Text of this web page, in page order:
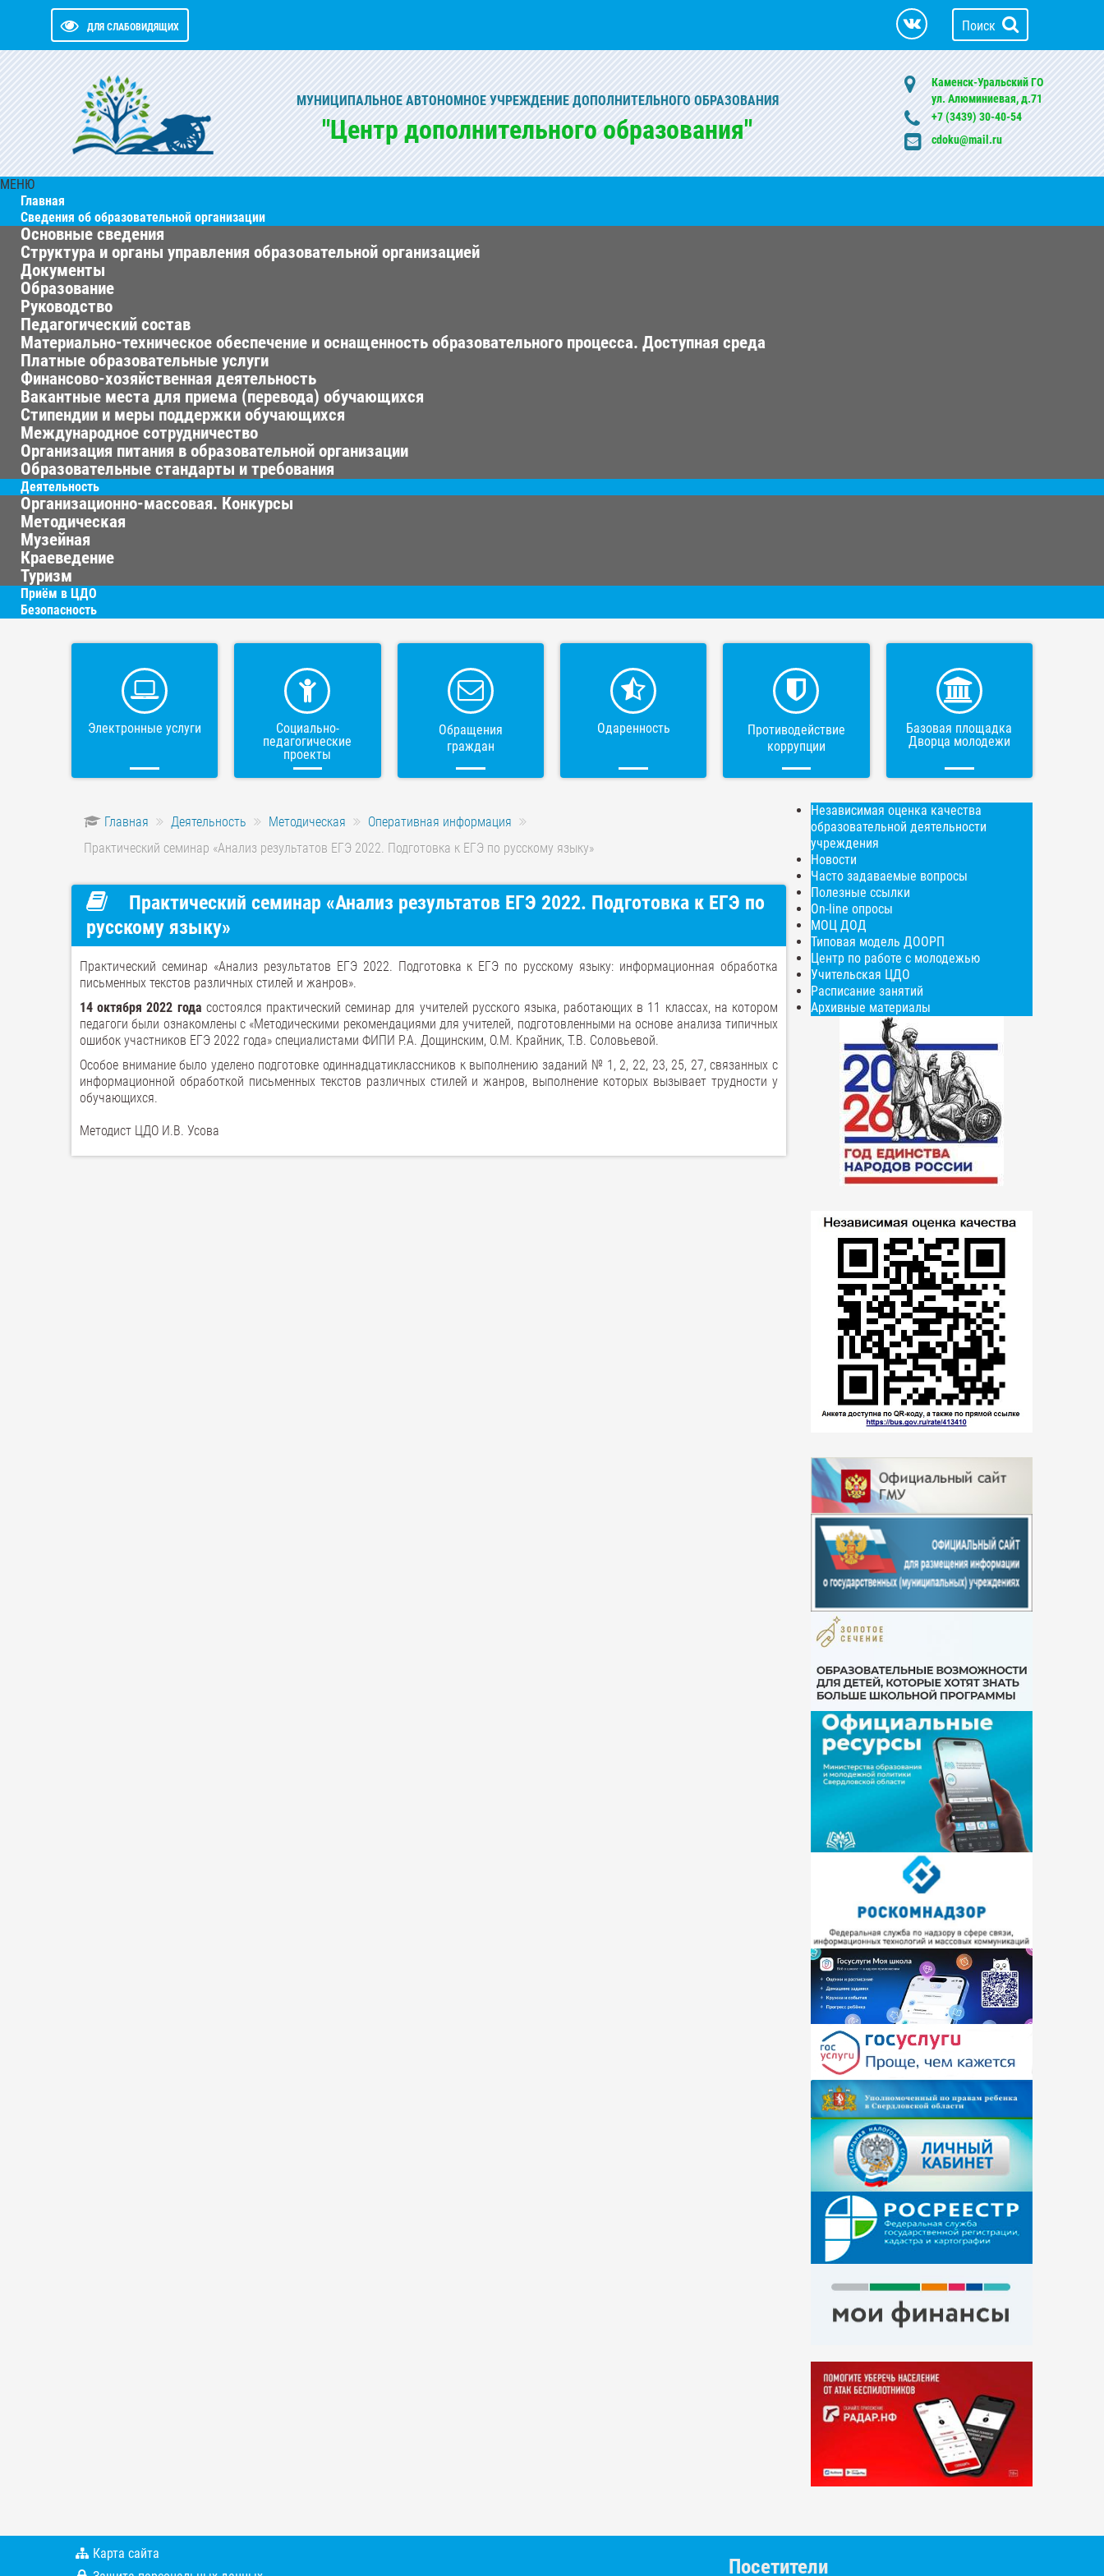
ДЛЯ СЛАБОВИДЯЩИХ Поиск
МУНИЦИПАЛЬНОЕ АВТОНОМНОЕ УЧРЕЖДЕНИЕ ДОПОЛНИТЕЛЬНОГО ОБРАЗОВАНИЯ
"Центр дополнительного образования"
Каменск-Уральский ГО
ул. Алюминиевая, д.71
+7 (3439) 30-40-54
cdoku@mail.ru
МЕНЮ
Главная
Сведения об образовательной организации
Основные сведения
Структура и органы управления образовательной организацией
Документы
Образование
Руководство
Педагогический состав
Материально-техническое обеспечение и оснащенность образовательного процесса. Доступная среда
Платные образовательные услуги
Финансово-хозяйственная деятельность
Вакантные места для приема (перевода) обучающихся
Стипендии и меры поддержки обучающихся
Международное сотрудничество
Организация питания в образовательной организации
Образовательные стандарты и требования
Деятельность
Организационно-массовая. Конкурсы
Методическая
Музейная
Краеведение
Туризм
Приём в ЦДО
Безопасность
Электронные услуги
Социально-
педагогические
проекты
Обращения
граждан
Одаренность
Противодействие
коррупции
Базовая площадка
Дворца молодежи
Главная Деятельность Методическая
Оперативная информация
Практический семинар «Анализ результатов ЕГЭ 2022. Подготовка к ЕГЭ по русскому языку»
Практический семинар «Анализ результатов ЕГЭ 2022. Подготовка к ЕГЭ по
русскому языку»
Практический семинар «Анализ результатов ЕГЭ 2022. Подготовка к ЕГЭ по русскому языку: информационная обработка
письменных текстов различных стилей и жанров».
14 октября 2022 года состоялся практический семинар для учителей русского языка, работающих в 11 классах, на котором
педагоги были ознакомлены с «Методическими рекомендациями для учителей, подготовленными на основе анализа типичных
ошибок участников ЕГЭ 2022 года» специалистами ФИПИ Р.А. Дощинским, О.М. Крайник, Т.В. Соловьевой.
Особое внимание было уделено подготовке одиннадцатиклассников к выполнению заданий № 1, 2, 22, 23, 25, 27, связанных с
информационной обработкой письменных текстов различных стилей и жанров, выполнение которых вызывает трудности у
обучающихся.
Методист ЦДО И.В. Усова
Независимая оценка качества
образовательной деятельности
учреждения
Новости
Часто задаваемые вопросы
Полезные ссылки
On-line опросы
МОЦ ДОД
Типовая модель ДООРП
Центр по работе с молодежью
Учительская ЦДО
Расписание занятий
Архивные материалы
Карта сайта
Посетители